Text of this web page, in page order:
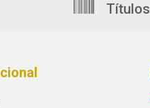
Títulos